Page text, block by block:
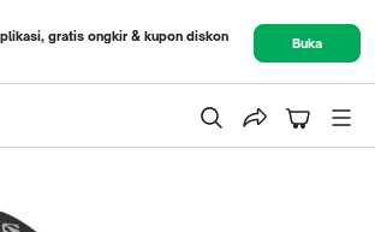
gratis ongkir & kupon diskon
Buka